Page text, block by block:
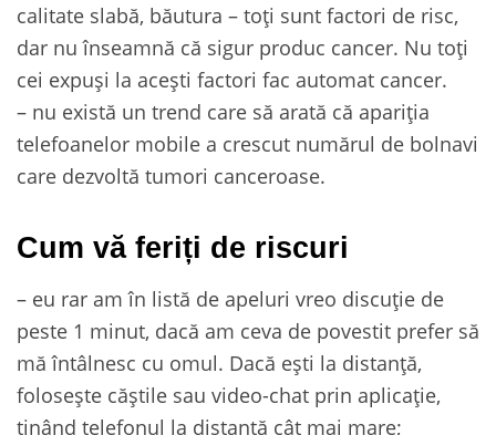
calitate slabă, băutura – toți sunt factori de risc,
dar nu înseamnă că sigur produc cancer. Nu toți
cei expuși la acești factori fac automat cancer.
– nu există un trend care să arată că apariția
telefoanelor mobile a crescut numărul de bolnavi
care dezvoltă tumori canceroase.
Cum vă feriți de riscuri
– eu rar am în listă de apeluri vreo discuție de
peste 1 minut, dacă am ceva de povestit prefer să
mă întâlnesc cu omul. Dacă ești la distanță,
folosește căștile sau video-chat prin aplicație,
ținând telefonul la distanță cât mai mare;